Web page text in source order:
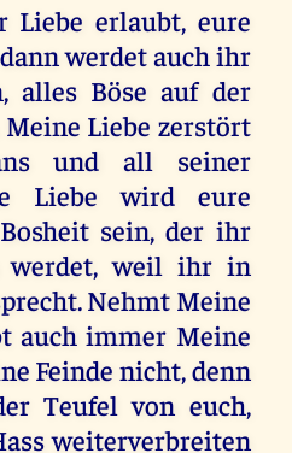
erlaubt, eure
werdet auch ihr
alles Böse auf der
Liebe zerstört
und all seiner
Liebe wird eure
sein, der ihr
werdet, weil ihr in
Nehmt Meine
auch immer Meine
Feinde nicht, denn
Teufel von euch,
weiterverbreiten